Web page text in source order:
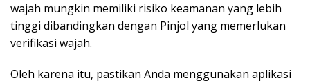
wajah mungkin memiliki risiko keamanan yang lebih
tinggi dibandingkan dengan Pinjol yang memerlukan
verifikasi wajah.
Oleh karena itu, pastikan Anda menggunakan aplikasi